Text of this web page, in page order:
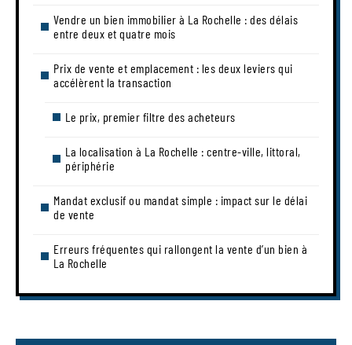
Vendre un bien immobilier à La Rochelle : des délais
entre deux et quatre mois
Prix de vente et emplacement : les deux leviers qui
accélèrent la transaction
Le prix, premier filtre des acheteurs
La localisation à La Rochelle : centre-ville, littoral,
périphérie
Mandat exclusif ou mandat simple : impact sur le délai
de vente
Erreurs fréquentes qui rallongent la vente d’un bien à
La Rochelle